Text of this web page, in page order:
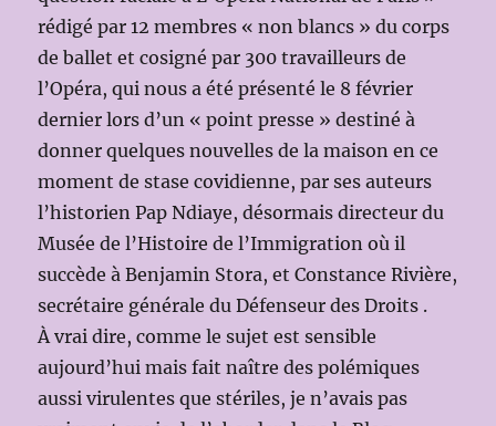
rédigé par 12 membres « non blancs » du corps
de ballet et cosigné par 300 travailleurs de
l’Opéra, qui nous a été présenté le 8 février
dernier lors d’un « point presse » destiné à
donner quelques nouvelles de la maison en ce
moment de stase covidienne, par ses auteurs
l’historien Pap Ndiaye, désormais directeur du
Musée de l’Histoire de l’Immigration où il
succède à Benjamin Stora, et Constance Rivière,
secrétaire générale du Défenseur des Droits .
À vrai dire, comme le sujet est sensible
aujourd’hui mais fait naître des polémiques
aussi virulentes que stériles, je n’avais pas